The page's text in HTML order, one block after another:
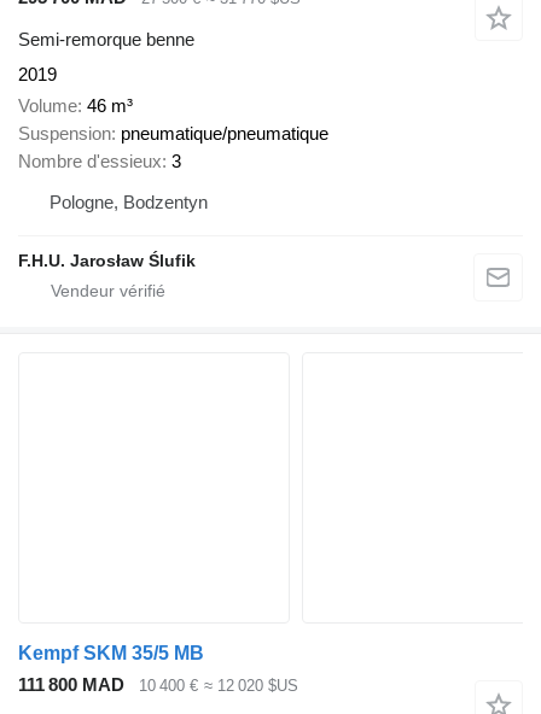
Semi-remorque benne
2019
Volume 46 m³
Suspension pneumatique/pneumatique
Nombre d'essieux 3
Pologne, Bodzentyn
F.H.U. Jarosław Ślufik
Kempf SKM 35/5 MB
111 800 MAD
10 400 € ≈ 12 020 $US